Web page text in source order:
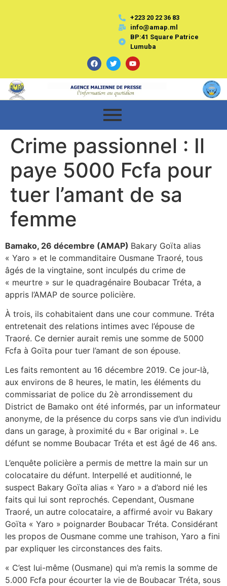
+223 20 22 36 83
info@amap.ml
BP:41 Square Patrice
Lumuba
Crime passionnel : Il
paye 5000 Fcfa pour
tuer l’amant de sa
femme
Bamako, 26 décembre (AMAP) Bakary Goïta alias
« Yaro » et le commanditaire Ousmane Traoré, tous
âgés de la vingtaine, sont inculpés du crime de
« meurtre » sur le quadragénaire Boubacar Tréta, a
appris l’AMAP de source policière.
À trois, ils cohabitaient dans une cour commune. Tréta
entretenait des relations intimes avec l’épouse de
Traoré. Ce dernier aurait remis une somme de 5000
Fcfa à Goïta pour tuer l’amant de son épouse.
Les faits remontent au 16 décembre 2019. Ce jour-là,
aux environs de 8 heures, le matin, les éléments du
commissariat de police du 2è arrondissement du
District de Bamako ont été informés, par un informateur
anonyme, de la présence du corps sans vie d’un individu
dans un garage, à proximité du « Bar original ». Le
défunt se nomme Boubacar Tréta et est âgé de 46 ans.
L’enquête policière a permis de mettre la main sur un
colocataire du défunt. Interpellé et auditionné, le
suspect Bakary Goïta alias « Yaro » a d’abord nié les
faits qui lui sont reprochés. Cependant, Ousmane
Traoré, un autre colocataire, a affirmé avoir vu Bakary
Goïta « Yaro » poignarder Boubacar Tréta. Considérant
les propos de Ousmane comme une trahison, Yaro a fini
par expliquer les circonstances des faits.
« C’est lui-même (Ousmane) qui m’a remis la somme de
5.000 Fcfa pour écourter la vie de Boubacar Tréta, sous